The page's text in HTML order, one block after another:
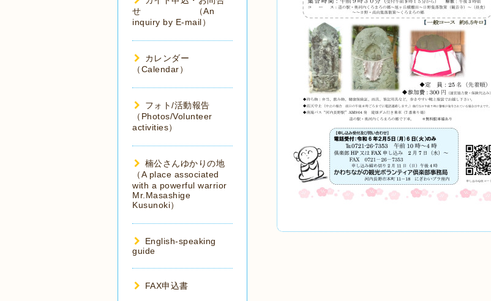
せ （An
inquiry by E-mail）
カレンダー
（Calendar）
フォト/活動報告
（Photos/Volunteer
activities）
楠公さんゆかりの地
（A place associated
with a powerful warrior
Mr.Masashige
Kusunoki）
English-speaking
guide
FAX申込書